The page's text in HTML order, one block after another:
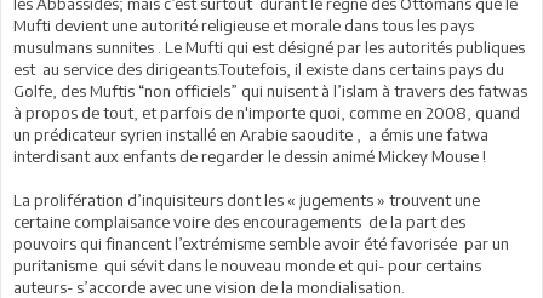
Mufti devient une autorité religieuse et morale dans tous les pays
musulmans sunnites . Le Mufti qui est désigné par les autorités publiques
est au service des dirigeants.Toutefois, il existe dans certains pays du
Golfe, des Muftis “non officiels” qui nuisent à l’islam à travers des fatwas
à propos de tout, et parfois de n'importe quoi, comme en 2008, quand
un prédicateur syrien installé en Arabie saoudite , a émis une fatwa
interdisant aux enfants de regarder le dessin animé Mickey Mouse !
La prolifération d’inquisiteurs dont les « jugements » trouvent une
certaine complaisance voire des encouragements de la part des
pouvoirs qui financent l’extrémisme semble avoir été favorisée par un
puritanisme qui sévit dans le nouveau monde et qui- pour certains
auteurs- s’accorde avec une vision de la mondialisation.